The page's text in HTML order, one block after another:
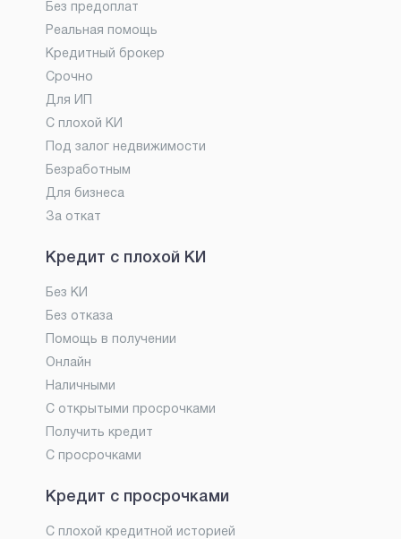
Без предоплат
Реальная помощь
Кредитный брокер
Срочно
Для ИП
С плохой КИ
Под залог недвижимости
Безработным
Для бизнеса
За откат
Кредит с плохой КИ
Без КИ
Без отказа
Помощь в получении
Онлайн
Наличными
С открытыми просрочками
Получить кредит
С просрочками
Кредит с просрочками
С плохой кредитной историей